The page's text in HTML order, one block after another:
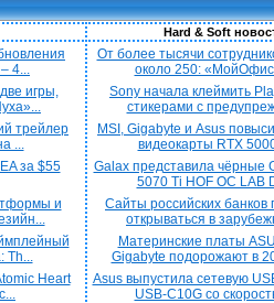
Hard & Soft
4...
игры,
трейлер
...
за $55
и
Th...
Heart
От более тысячи
около 250:
Sony начала клеймить
стикерами с
MSI, Gigabyte и Asus
видеокарты RTX
Galax представила чёрные
5070 Ti HOF OC LAB
Сайты российских банков
открываться в
Материнские платы
Gigabyte подорожают в
Asus выпустила сетевую
USB-C10G со